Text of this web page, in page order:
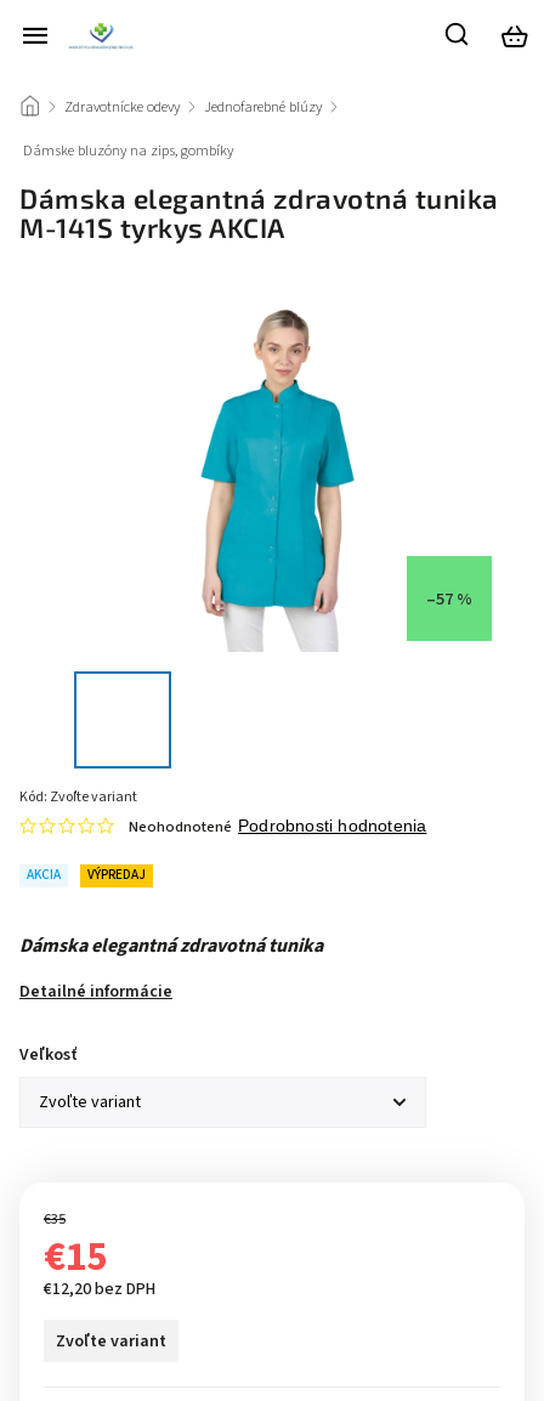
/ Zdravotnícke odevy / Jednofarebné blúzy /
Dámske bluzóny na zips, gombíky
Dámska elegantná zdravotná tunika
M-141S tyrkys AKCIA
–57 %
Kód: Zvoľte variant
AKCIA VÝPREDAJ
Neohodnotené Podrobnosti hodnotenia
Dámska elegantná zdravotná tunika
Detailné informácie
Veľkosť
€35
€15
€12,20 bez DPH
Zvoľte variant